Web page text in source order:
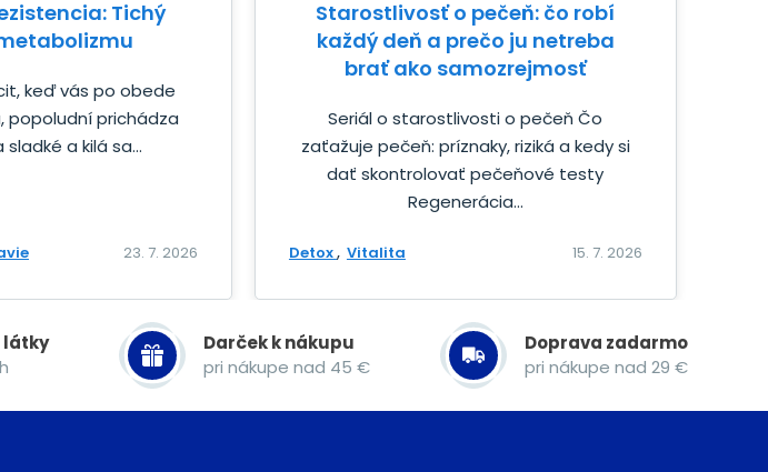
Tichý
keď vás po obede
popoludní prichádza
a kilá sa...
23. 7. 2026
Starostlivosť o pečeň: čo robí
každý deň a prečo ju netreba
brať ako samozrejmosť
Seriál o starostlivosti o pečeň Čo
zaťažuje pečeň: príznaky, riziká a kedy si
dať skontrolovať pečeňové testy
Regenerácia...
Detox Vitalita 15. 7. 2026
látky
Darček k nákupu
pri nákupe nad 45 €
Doprava zadarmo
pri nákupe nad 29 €